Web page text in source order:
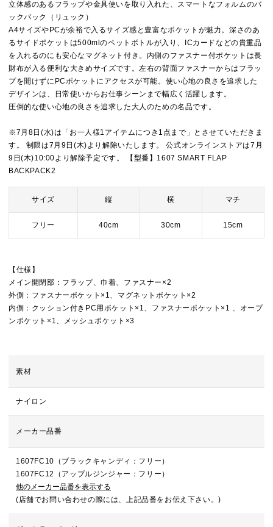
立体感のあるフラップや金具使いを取り入れた、スマートなフォルムのバ
ックパック（リュック）
A4サイズやPCが余裕で入るサイズ感と豊富なポケットが魅力。深さのあ
るサイドポケットは500mlのペットボトルが入り、ICカードなどの貴重品
を入れるのにも安心なマグネット付き。内側のファスナー付ポケットは長
財布が入る便利な大きめサイズです。左右の背面ファスナーからはフラッ
プを開けずにPCポケットにアクセスが可能。使い心地の良さを追求した
デザインは、日常使いからお仕事シーンまで幅広く活躍します。
圧倒的な使い心地の良さを追求した大人のための名品です。
※7月8日(水)は「お一人様1アイテムにつき1点まで」とさせていただきま
す。 制限は7月9日(木)より解除いたします。 公式オンラインストアは7月
9日(木)10:00より解除予定です。 【型番】1607 SMART FLAP
BACKPACK2
サイズ 縦 横 マチ
フリー 40cm 30cm 15cm
【仕様】
メイン開閉部：フラップ、巾着、ファスナー×2
外側：ファスナーポケット×1、マグネットポケット×2
内側：クッション付きPC用ポケット×1、ファスナーポケット×1 、オープ
ンポケット×1、メッシュポケット×3
素材
ナイロン
メーカー品番
1607FC10（ブラックキャンディ：フリー）
1607FC12（アップルジンジャー：フリー）
他のメーカー品番を表示する
(店舗でお問い合わせの際には、上記品番をお伝え下さい。)